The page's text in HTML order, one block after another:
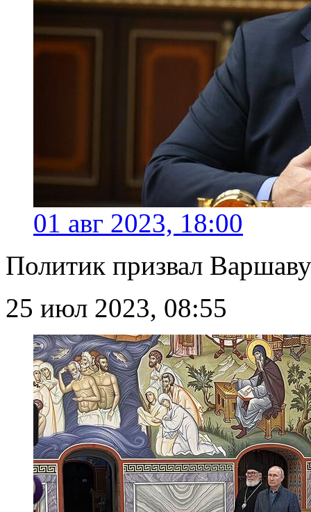
01 авг 2023, 18:00
Политик призвал
25 июл 2023, 08:55